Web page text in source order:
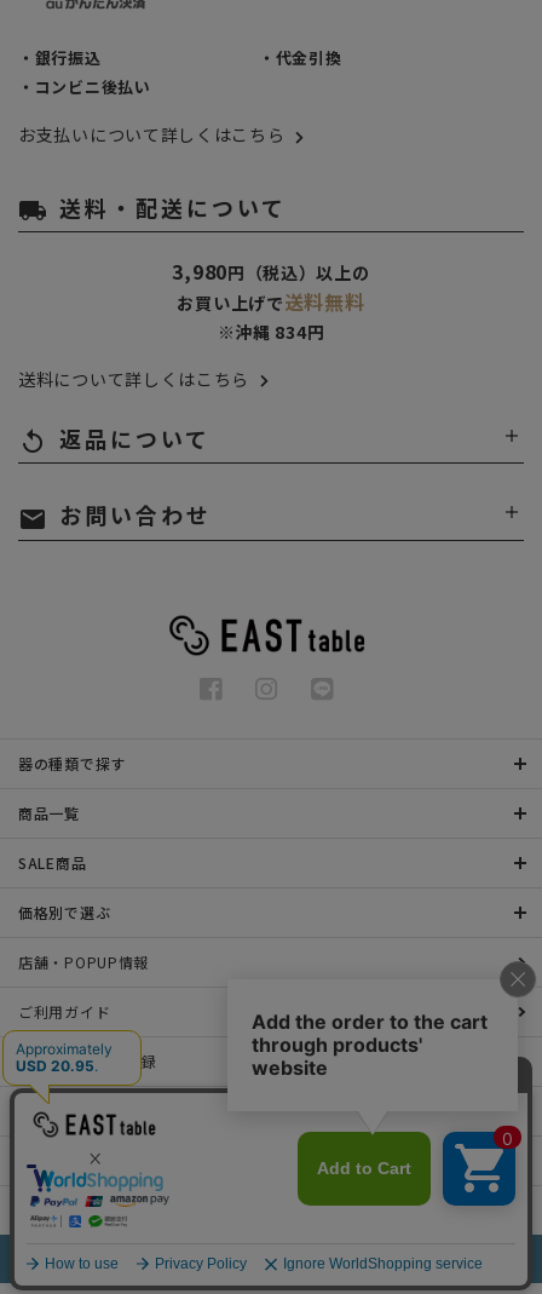
・銀行振込
・代金引換
・コンビニ後払い
お支払いについて詳しくはこちら
local_shipping 送料・配送について
3,980円（税込）以上の
お買い上げで送料無料
※沖縄 834円
送料について詳しくはこちら
replay 返品について
mail お問い合わせ
器の種類で探す
商品一覧
SALE商品
価格別で選ぶ
店舗・POPUP情報
ご利用ガイド
メールマガジン登録
お問い合わせ
特定商取引法表示について
プライバシーポリシー
©2022 EAST table All rights Reserved.